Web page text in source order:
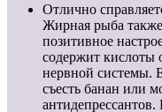
Отлично
Жирная рыба также
позитивное
содержит кислоты
нервной системы.
съесть банан или
антидепрессантов.